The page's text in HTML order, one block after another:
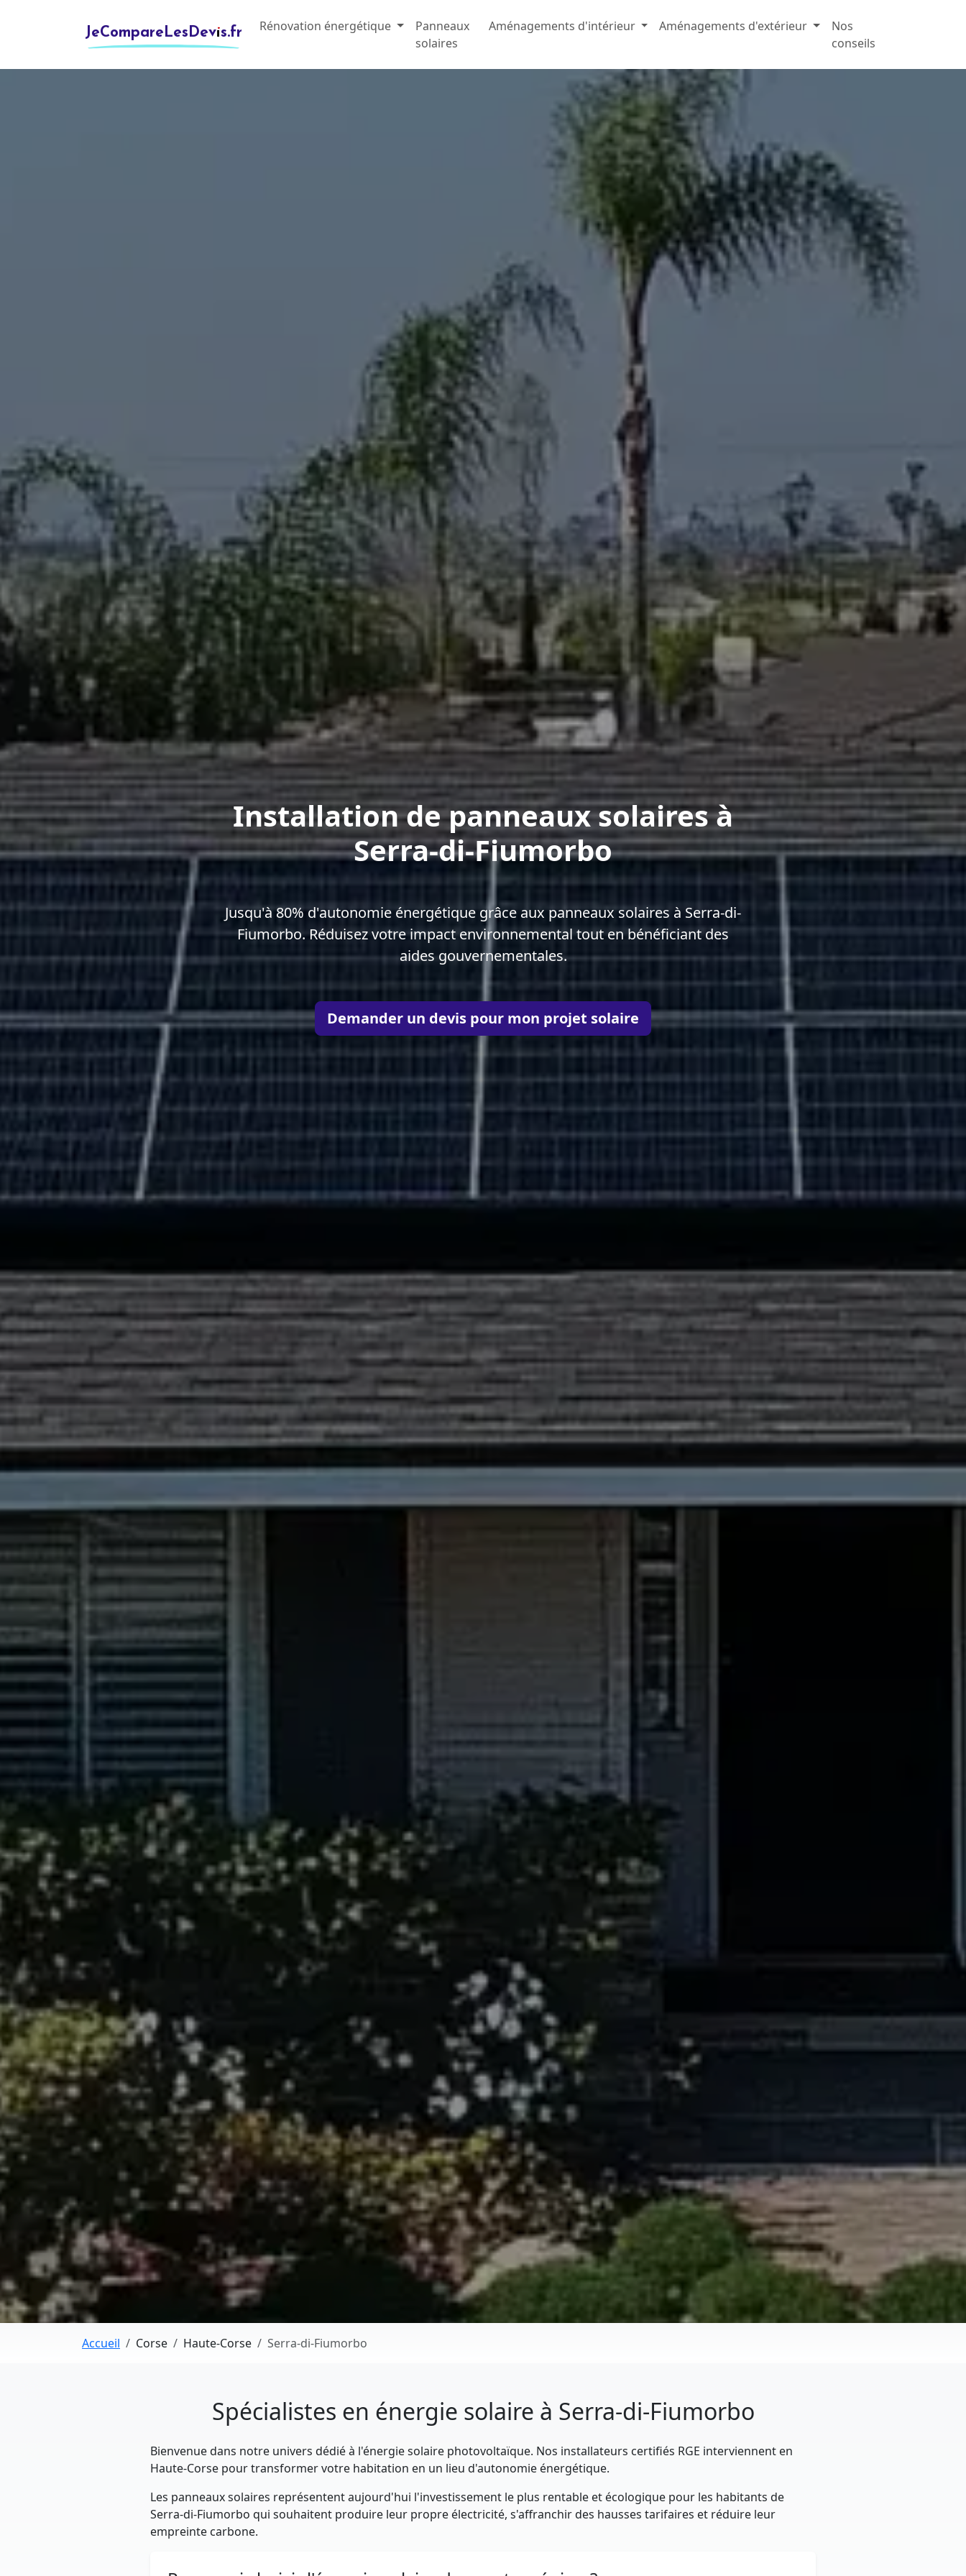
JeCompareLesDevis.fr Rénovation énergétique
Panneaux
solaires
Aménagements d'intérieur Aménagements d'extérieur
Nos
conseils
Installation de panneaux solaires à
Serra-di-Fiumorbo
Jusqu'à 80% d'autonomie énergétique grâce aux panneaux solaires à Serra-di-
Fiumorbo. Réduisez votre impact environnemental tout en bénéficiant des
aides gouvernementales.
Demander un devis pour mon projet solaire
Accueil Corse Haute-Corse Serra-di-Fiumorbo
Spécialistes en énergie solaire à Serra-di-Fiumorbo
Bienvenue dans notre univers dédié à l'énergie solaire photovoltaïque. Nos installateurs certifiés RGE interviennent en
Haute-Corse pour transformer votre habitation en un lieu d'autonomie énergétique.
Les panneaux solaires représentent aujourd'hui l'investissement le plus rentable et écologique pour les habitants de
Serra-di-Fiumorbo qui souhaitent produire leur propre électricité, s'affranchir des hausses tarifaires et réduire leur
empreinte carbone.